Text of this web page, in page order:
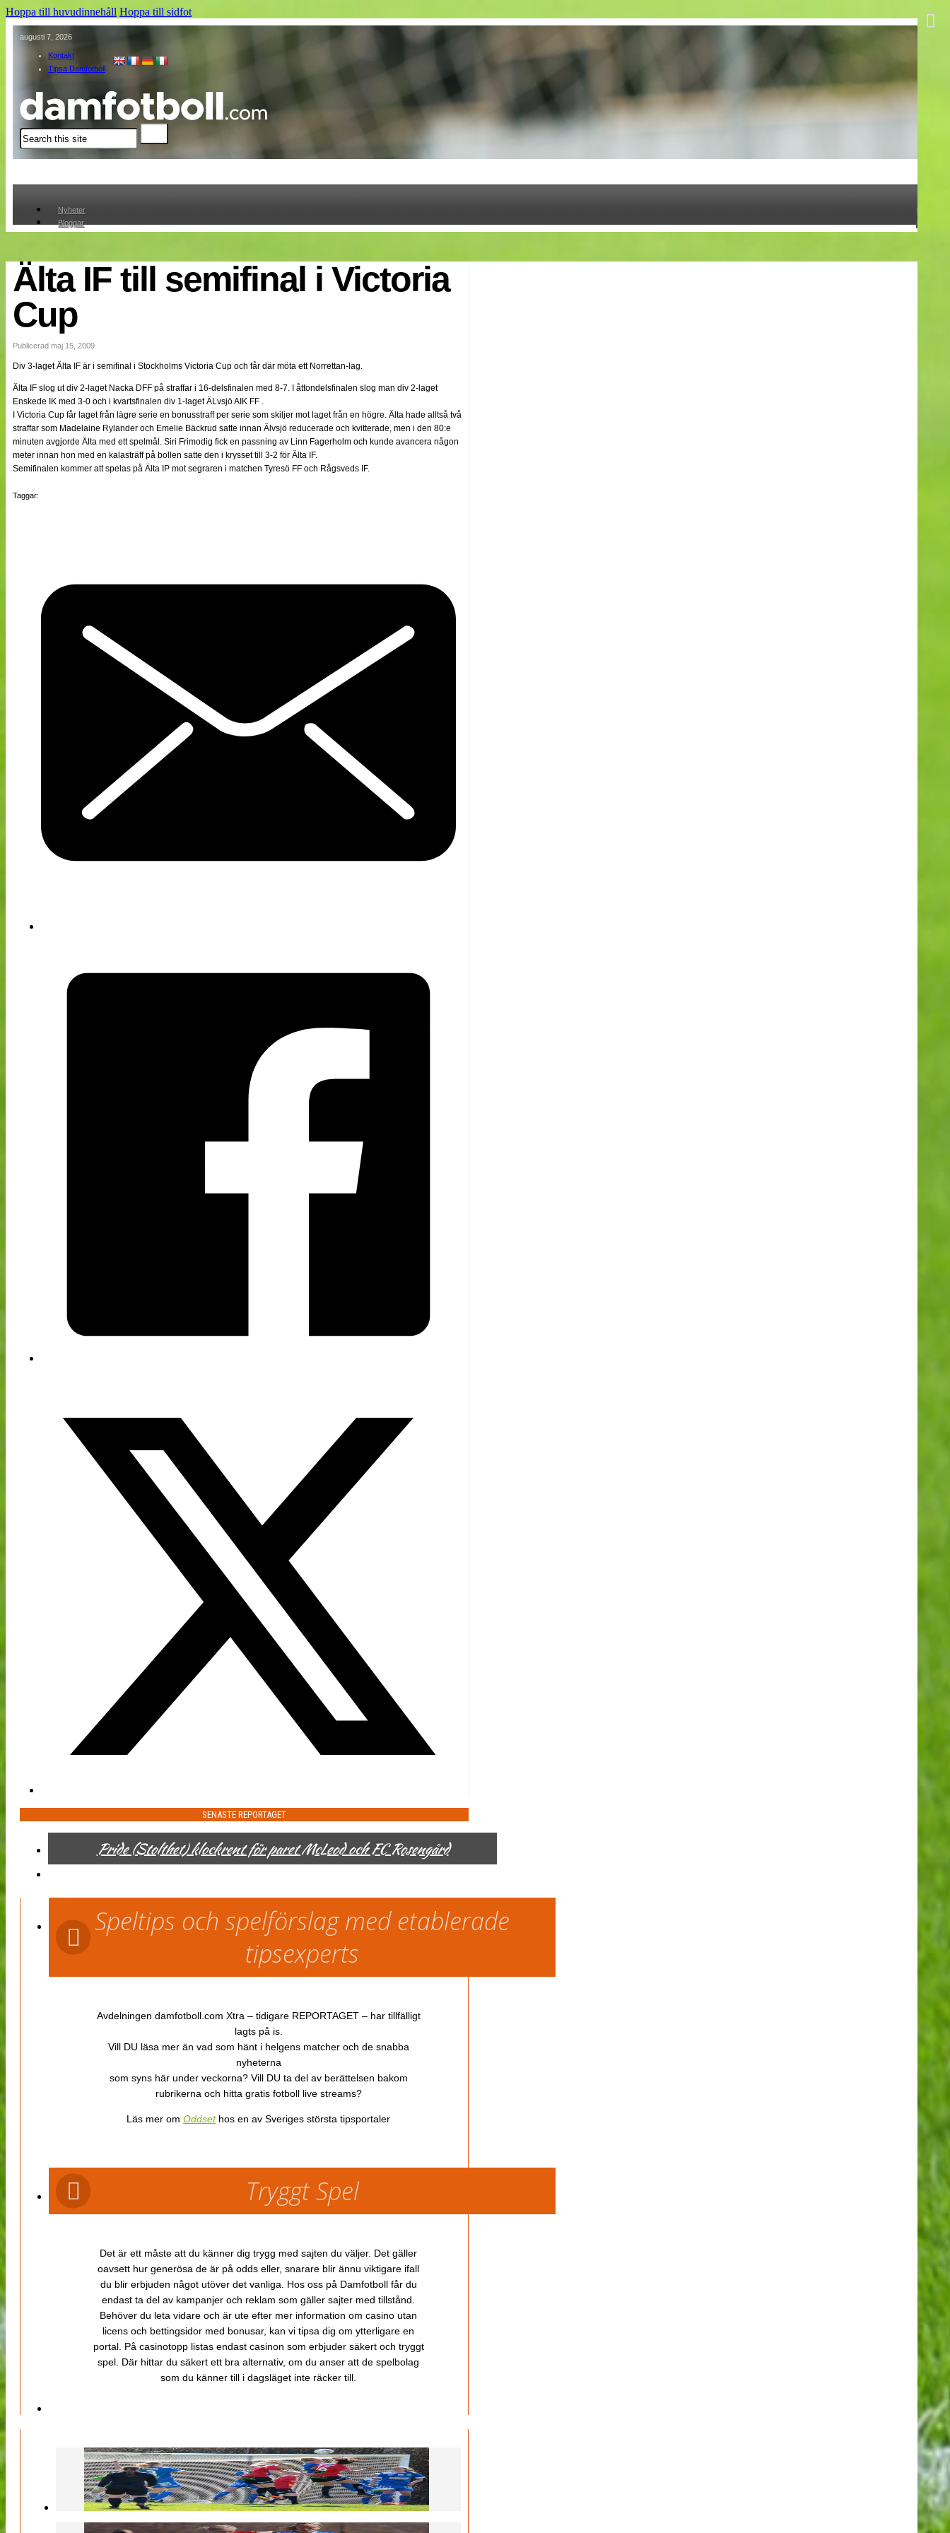
Hoppa till huvudinnehåll Hoppa till sidfot
augusti 7, 2026
Kontakt
Tipsa Damfotboll
Sök
Nyheter
Bloggar
Cuper
Medlemmar
Medlemsbilder
Om oss
NÄTverket
Nyheter
Bloggar
Lagen
Webb-TV
Cuper
Medlemmar
Medlemsbilder
Till klubbkassan
Älta IF till semifinal i Victoria
Cup
Publicerad maj 15, 2009
Div 3-laget Älta IF är i semifinal i Stockholms Victoria Cup och får där möta ett Norrettan-lag.
Älta IF slog ut div 2-laget Nacka DFF på straffar i 16-delsfinalen med 8-7. I åttondelsfinalen slog man div 2-laget
Enskede IK med 3-0 och i kvartsfinalen div 1-laget ÄLvsjö AIK FF .
I Victoria Cup får laget från lägre serie en bonusstraff per serie som skiljer mot laget från en högre. Älta hade alltså två
straffar som Madelaine Rylander och Emelie Bäckrud satte innan Älvsjö reducerade och kvitterade, men i den 80:e
minuten avgjorde Älta med ett spelmål. Siri Frimodig fick en passning av Linn Fagerholm och kunde avancera någon
meter innan hon med en kalasträff på bollen satte den i krysset till 3-2 för Älta IF.
Semifinalen kommer att spelas på Älta IP mot segraren i matchen Tyresö FF och Rågsveds IF.
Taggar:
SENASTE REPORTAGET
Pride (Stolthet) klockrent för paret McLeod och FC Rosengård
Speltips och spelförslag med etablerade
tipsexperts
Avdelningen damfotboll.com Xtra – tidigare REPORTAGET – har tillfälligt
lagts på is.
Vill DU läsa mer än vad som hänt i helgens matcher och de snabba
nyheterna
som syns här under veckorna? Vill DU ta del av berättelsen bakom
rubrikerna och hitta gratis fotboll live streams?
Läs mer om Oddsethos en av Sveriges största tipsportaler
Tryggt Spel
Det är ett måste att du känner dig trygg med sajten du väljer. Det gäller
oavsett hur generösa de är på odds eller, snarare blir ännu viktigare ifall
du blir erbjuden något utöver det vanliga. Hos oss på Damfotboll får du
endast ta del av kampanjer och reklam som gäller sajter med tillstånd.
Behöver du leta vidare och är ute efter mer information om casino utan
licens och bettingsidor med bonusar, kan vi tipsa dig om ytterligare en
portal. På casinotopp listas endast casinon som erbjuder säkert och tryggt
spel. Där hittar du säkert ett bra alternativ, om du anser att de spelbolag
som du känner till i dagsläget inte räcker till.